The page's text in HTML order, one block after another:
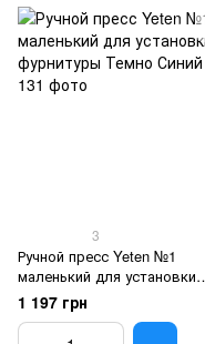
3
Ручной пресс Yeten №1
маленький для установки
фурнитуры Темно Синий
1 197 грн